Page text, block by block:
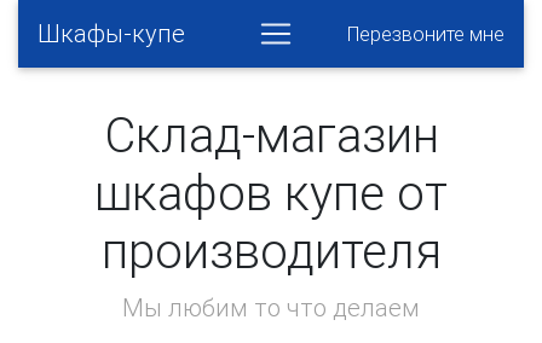
Шкафы-купе Перезвоните мне
Склад-магазин
шкафов купе от
производителя
Мы любим то что делаем